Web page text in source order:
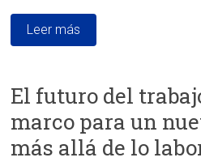
Leer más
El futuro del
marco para un
más allá de lo